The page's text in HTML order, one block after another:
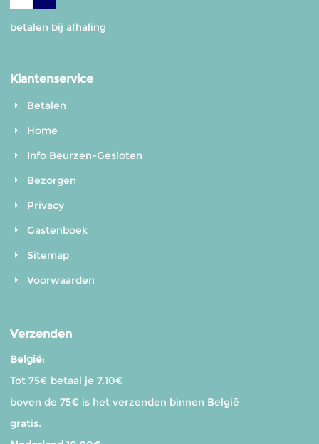
betalen bij afhaling
Klantenservice
Betalen
Home
Info Beurzen-Gesloten
Bezorgen
Privacy
Gastenboek
Sitemap
Voorwaarden
Verzenden
België:
Tot 75€ betaal je 7.10€
boven de 75€ is het verzenden binnen België
gratis.